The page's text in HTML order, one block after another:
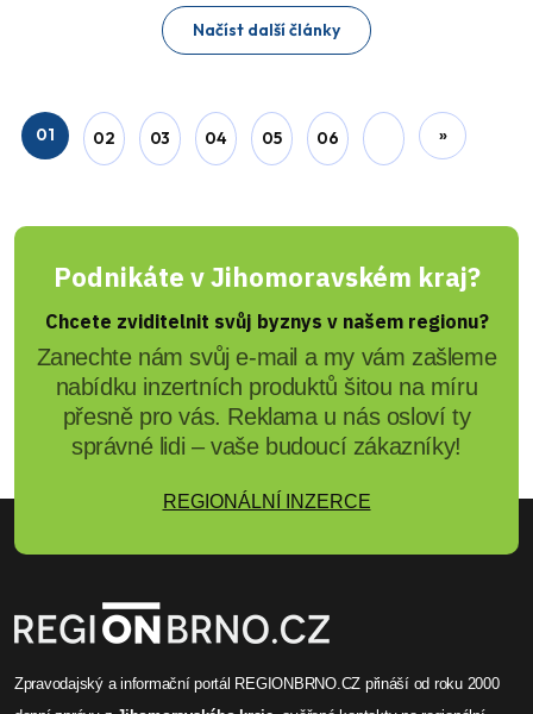
Načíst další články
01 02 03 04 05 06 »
Podnikáte v Jihomoravském kraj?
Chcete zviditelnit svůj byznys v našem regionu?
Zanechte nám svůj e-mail a my vám zašleme
nabídku inzertních produktů šitou na míru
přesně pro vás. Reklama u nás osloví ty
správné lidi – vaše budoucí zákazníky!
REGIONÁLNÍ INZERCE
Zpravodajský a informační portál REGIONBRNO.CZ přináší od roku 2000